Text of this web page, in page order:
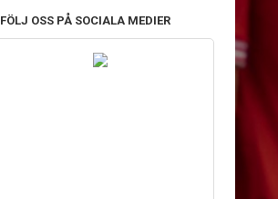
FÖLJ OSS PÅ SOCIALA MEDIER